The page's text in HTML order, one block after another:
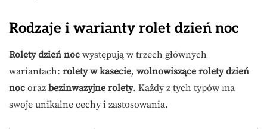
Rodzaje i warianty rolet dzień noc
Rolety dzień noc występują w trzech głównych
wariantach: rolety w kasecie, wolnowiszące rolety dzień
noc oraz bezinwazyjne rolety. Każdy z tych typów ma
swoje unikalne cechy i zastosowania.